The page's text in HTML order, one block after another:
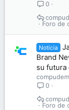
0
Foro de
Noticia
Brand
su futura
0
Foro de